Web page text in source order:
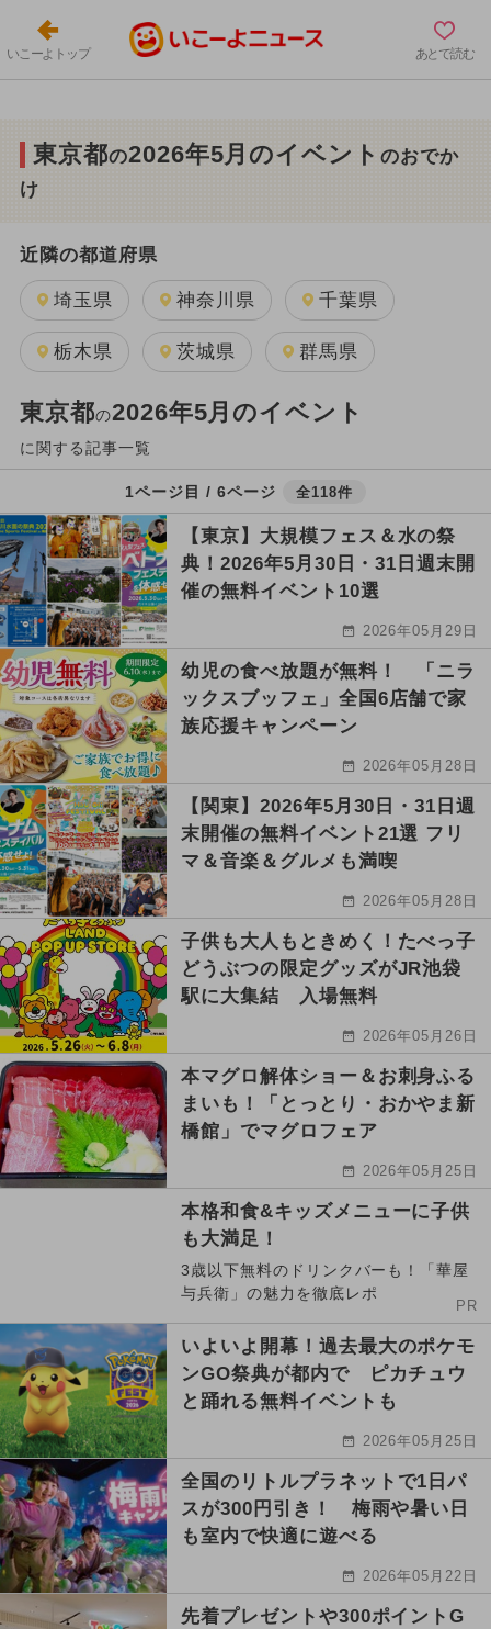
いこーよトップ あとで読む
東京都の2026年5月のイベントのおでか
け
近隣の都道府県
埼玉県 神奈川県 千葉県
栃木県 茨城県 群馬県
東京都の2026年5月のイベント
に関する記事一覧
1ページ目 / 6ページ 全118件
【東京】大規模フェス＆水の祭
典！2026年5月30日・31日週末開
催の無料イベント10選
2026年05月29日
幼児の食べ放題が無料！ 「ニラ
ックスブッフェ」全国6店舗で家
族応援キャンペーン
2026年05月28日
【関東】2026年5月30日・31日週
末開催の無料イベント21選 フリ
マ＆音楽＆グルメも満喫
2026年05月28日
子供も大人もときめく！たべっ子
どうぶつの限定グッズがJR池袋
駅に大集結 入場無料
2026年05月26日
本マグロ解体ショー＆お刺身ふる
まいも！「とっとり・おかやま新
橋館」でマグロフェア
2026年05月25日
本格和食&キッズメニューに子供
も大満足！
3歳以下無料のドリンクバーも！「華屋
与兵衛」の魅力を徹底レポ
PR
いよいよ開幕！過去最大のポケモ
ンGO祭典が都内で ピカチュウ
と踊れる無料イベントも
2026年05月25日
全国のリトルプラネットで1日パ
スが300円引き！ 梅雨や暑い日
も室内で快適に遊べる
2026年05月22日
先着プレゼントや300ポイントG